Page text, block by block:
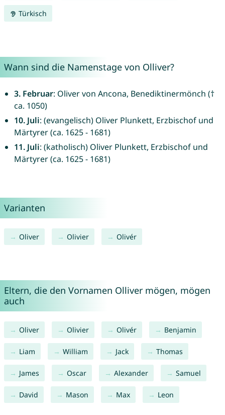
Türkisch
Wann sind die Namenstage von Olliver?
3. Februar: Oliver von Ancona, Benediktinermönch (†
ca. 1050)
10. Juli: (evangelisch) Oliver Plunkett, Erzbischof und
Märtyrer (ca. 1625 - 1681)
11. Juli: (katholisch) Oliver Plunkett, Erzbischof und
Märtyrer (ca. 1625 - 1681)
Varianten
Oliver Olivier Olivér
Eltern, die den Vornamen Olliver mögen, mögen
auch
Oliver Olivier Olivér Benjamin
Liam William Jack Thomas
James Oscar Alexander Samuel
David Mason Max Leon